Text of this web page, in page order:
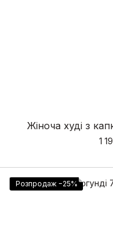
Жіноча худі з
1
Розпродаж −25%